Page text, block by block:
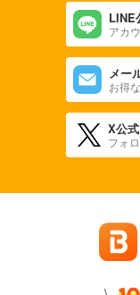
LINE
アカ
メー
お得
X公
フォ